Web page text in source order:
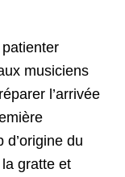
musiciens
l’arrivée
d’origine du
gratte et